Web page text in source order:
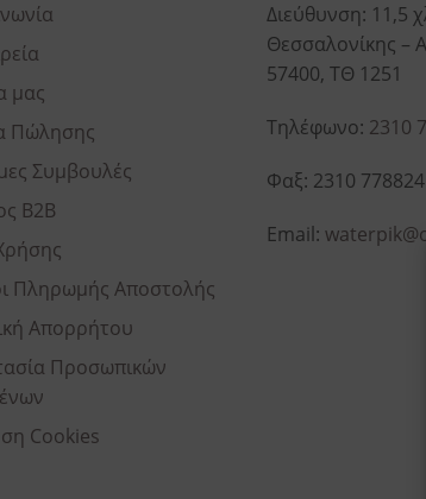
μας
Πώλησης
Συμβουλές
B2B
Πληρωμής Αποστολής
Απορρήτου
Προσωπικών
Cookies
Διεύθυνση: 11,5
Θεσσαλονίκης –
57400, ΤΘ 1251
Τηλέφωνο: 2310
Φαξ: 2310 778824
Email: